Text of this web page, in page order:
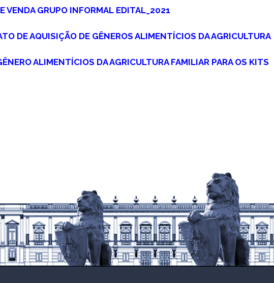
VENDA GRUPO INFORMAL EDITAL_2021
DE AQUISIÇÃO DE GÊNEROS ALIMENTÍCIOS DA AGRICULTURA
ALIMENTÍCIOS DA AGRICULTURA FAMILIAR PARA OS KITS